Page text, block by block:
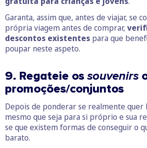
Garanta, assim que, antes de viajar, se
própria viagem antes de comprar,
descontos existentes para que
poupar neste aspeto.
9. Regateie os souvenirs
promoções/conjuntos
Depois de ponderar se realmente quer
mesmo que seja para si próprio e sua
se que existem formas de conseguir o
barato.